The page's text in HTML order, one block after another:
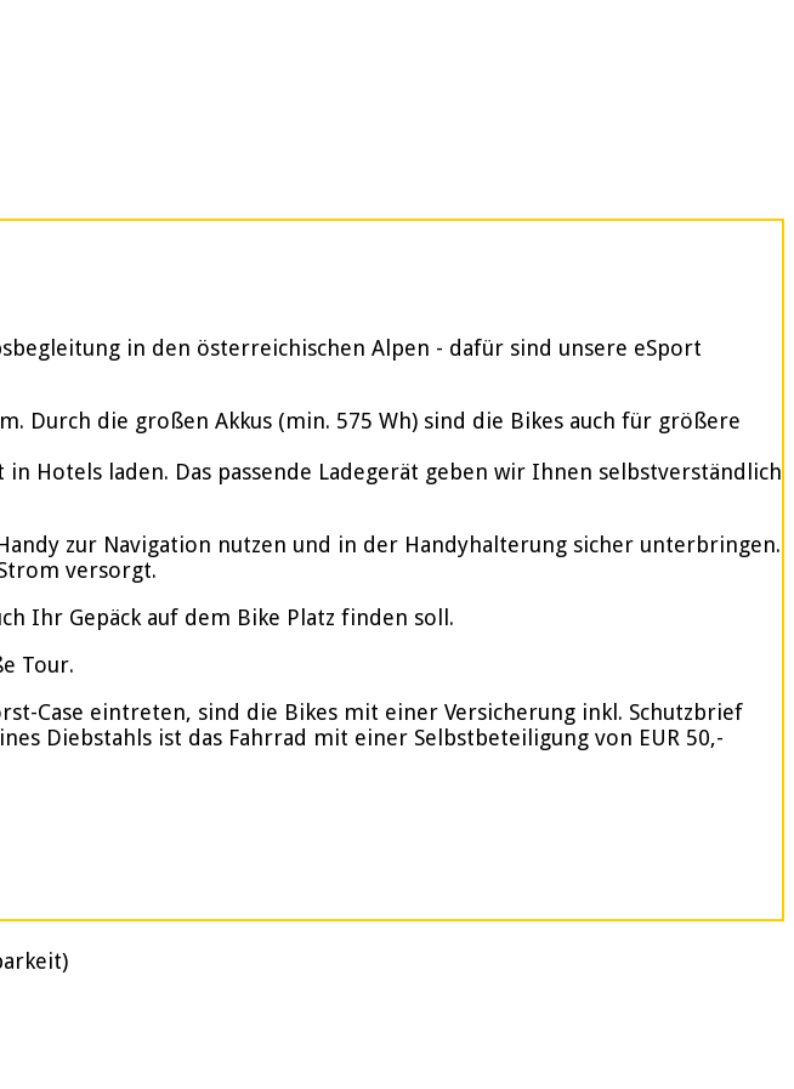
in den österreichischen Alpen - dafür sind unsere eSport
die großen Akkus (min. 575 Wh) sind die Bikes auch für größere
Hotels laden. Das passende Ladegerät geben wir Ihnen selbstverständlich
zur Navigation nutzen und in der Handyhalterung sicher unterbringen.
versorgt.
Ihr Gepäck auf dem Bike Platz finden soll.
Tour.
Case eintreten, sind die Bikes mit einer Versicherung inkl. Schutzbrief
Diebstahls ist das Fahrrad mit einer Selbstbeteiligung von EUR 50,-